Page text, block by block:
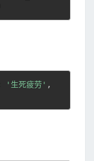
'生死疲劳' ,